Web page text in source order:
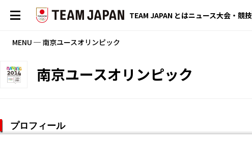
TEAM JAPAN とはニュース大会・競技
MENU ─ 南京ユースオリンピック
南京ユースオリンピック
プロフィール